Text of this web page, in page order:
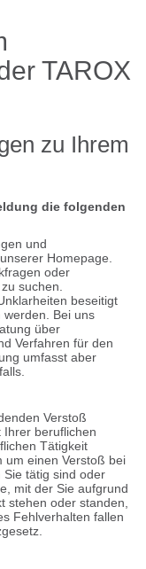
TAROX
zu Ihrem
die folgenden
und
Homepage.
oder
suchen.
beseitigt
Bei uns
über
Verfahren für den
umfasst aber
Verstoß
Ihrer beruflichen
Tätigkeit
um einen Verstoß bei
tätig sind oder
mit der Sie aufgrund
stehen oder standen,
Fehlverhalten fallen